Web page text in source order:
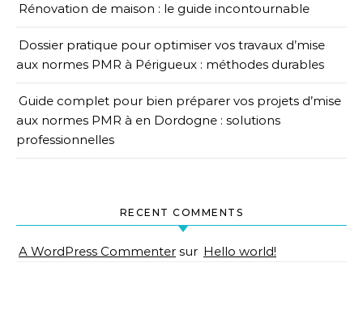
Rénovation de maison : le guide incontournable
Dossier pratique pour optimiser vos travaux d’mise
aux normes PMR à Périgueux : méthodes durables
Guide complet pour bien préparer vos projets d’mise
aux normes PMR à en Dordogne : solutions
professionnelles
RECENT COMMENTS
A WordPress Commenter sur Hello world!